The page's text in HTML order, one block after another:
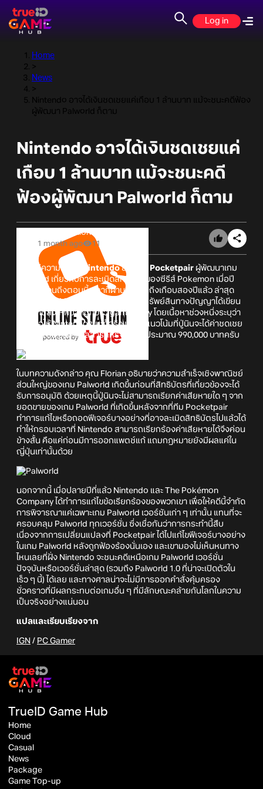
Log in
Home
>
News
>
Nintendo อาจได้เงินชดเชยแค่เกือบ 1 ล้านบาท แม้จะชนะคดีฟ้อง
ผู้พัฒนา Palworld ก็ตาม
Nintendo อาจได้เงินชดเชยแค่
เกือบ 1 ล้านบาท แม้จะชนะคดี
ฟ้องผู้พัฒนา Palworld ก็ตาม
Online Station
1 month ago
11
จากคดีความที่ทาง Nintendoยื่นฟ้อง Pocketpair ผู้พัฒนาเกม
Palworld เกี่ยวกับการละเมิดสิทธิบัตรของซีรีส์ Pokemon เมื่อปี
2024 ซึ่งจนถึงตอนนี้เวลาก็ผ่านมานานถึงเกือบสองปีแล้ว ล่าสุด
คุณ Florian Mueller ผู้เชี่ยวชาญด้านทรัพย์สินทางปัญญาได้เขียน
บทความลงให้กับสำนักข่าว games fray โดยเนื้อหาช่วงหนึ่งระบุว่า
คดีนี้ต่อให้ Nintendo ชนะก็จริง แต่ก็มีแนวโน้มที่ปู่นินจะได้ค่าชดเชย
เพียงแค่ 30,000 ดอลลาร์สหรัฐฯ หรือประมาณ 990,000 บาทครับ
ในบทความดังกล่าว คุณ Florian อธิบายว่าความสำเร็จเชิงพาณิชย์
ส่วนใหญ่ของเกม Palworld เกิดขึ้นก่อนที่สิทธิบัตรที่เกี่ยวข้องจะได้
รับการอนุมัติ ด้วยเหตุนี้ปู่นินจะไม่สามารถเรียกค่าเสียหายใด ๆ จาก
ยอดขายของเกม Palworld ที่เกิดขึ้นหลังจากที่ทีม Pocketpair
ทำการแก้ไขหรือถอดฟีเจอร์บางอย่างที่อาจละเมิดสิทธิบัตรไปแล้วได้
ทำให้กรอบเวลาที่ Nintendo สามารถเรียกร้องค่าเสียหายได้จึงค่อน
ข้างสั้น คือแค่ก่อนมีการออกแพตช์แก้ แถมกฎหมายยังมีผลแค่ใน
ญี่ปุ่นเท่านั้นด้วย
นอกจากนี้ เมื่อปลายปีที่แล้ว Nintendo และ The Pokémon
Company ได้ทำการแก้ไขข้อเรียกร้องของพวกเขา เพื่อให้คดีนี้จำกัด
การพิจารณาแค่เฉพาะเกม Palworld เวอร์ชันเก่า ๆ เท่านั้น แทนที่จะ
ครอบคลุม Palworld ทุกเวอร์ชั่น ซึ่งเชื่อกันว่าการกระทำนี้สืบ
เนื่องจากการเปลี่ยนแปลงที่ Pocketpair ได้ไปแก้ไขฟีเจอร์บางอย่าง
ในเกม Palworld หลังถูกฟ้องร้องนั่นเอง และเขามองไม่เห็นหนทาง
ไหนเลยที่ฝั่ง Nintendo จะชนะคดีเหนือเกม Palworld เวอร์ชั่น
ปัจจุบันหรือเวอร์ชั่นล่าสุด (รวมถึง Palworld 1.0 ที่น่าจะเปิดตัวใน
เร็ว ๆ นี้) ได้เลย และทางศาลน่าจะไม่มีการออกคำสั่งคุ้มครอง
ชั่วคราวที่มีผลกระทบต่อเกมอื่น ๆ ที่มีลักษณะคล้ายกันโลกในความ
เป็นจริงอย่างแน่นอน
แปลและเรียบเรียงจาก
IGN / PC Gamer
TrueID Game Hub
Home
Cloud
Casual
News
Package
Game Top-up